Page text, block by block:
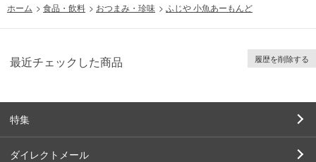
ホーム > 食品・飲料 > おつまみ・珍味 > ふじや 小魚あーもんど
最近チェックした商品 履歴を削除する
特集
ダイレクトメール